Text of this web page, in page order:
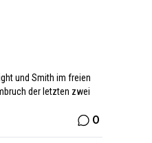
und Smith im freien
der letzten zwei
0